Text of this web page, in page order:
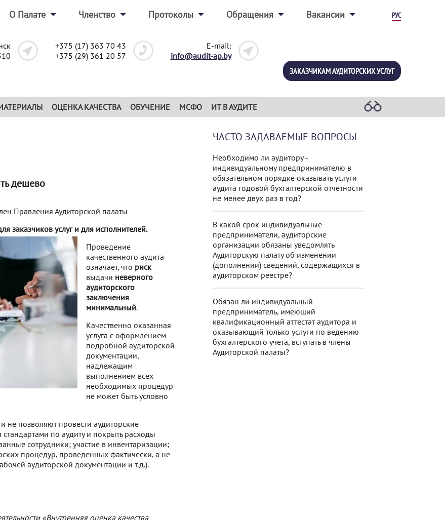
О Палате Членство Протоколы Обращения Вакансии РУС
+375 (17) 363 70 43
+375 (29) 361 20 57
E-mail:
info@audit-ap.by
ЗАКАЗЧИКАМ АУДИТОРСКИХ УСЛУГ
ОЦЕНКА КАЧЕСТВА ОБУЧЕНИЕ МСФО ИТ В АУДИТЕ
дешево
Правления Аудиторской палаты
заказчиков услуг и для исполнителей.
Проведение
качественного аудита
означает, что риск
выдачи неверного
аудиторского
заключения
минимальный.
Качественно оказанная
услуга с оформлением
подробной аудиторской
документации,
надлежащим
выполнением всех
необходимых процедур
не может быть условно
не позволяют провести аудиторские
по аудиту и покрыть расходы
сотрудники; участие в инвентаризации;
процедур, проведенных фактически, а не
аудиторской документации и т.д.).
«Внутренняя оценка качества
ЧАСТО ЗАДАВАЕМЫЕ ВОПРОСЫ
Необходимо ли аудитору–
индивидуальному предпринимателю в
обязательном порядке оказывать услуги
аудита годовой бухгалтерской отчетности
не менее двух раз в год?
В какой срок индивидуальные
предприниматели, аудиторские
организации обязаны уведомлять
Аудиторскую палату об изменении
(дополнении) сведений, содержащихся в
аудиторском реестре?
Обязан ли индивидуальный
предприниматель, имеющий
квалификационный аттестат аудитора и
оказывающий только услуги по ведению
бухгалтерского учета, вступать в члены
Аудиторской палаты?